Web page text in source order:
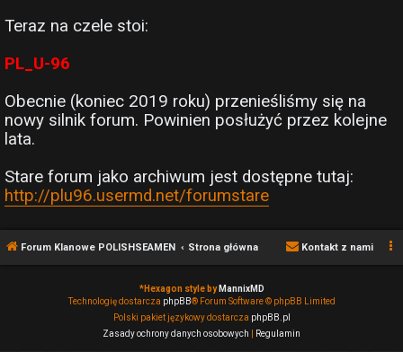
Teraz na czele stoi:
PL_U-96
Obecnie (koniec 2019 roku) przenieśliśmy się na
nowy silnik forum. Powinien posłużyć przez kolejne
lata.
Stare forum jako archiwum jest dostępne tutaj:
http://plu96.usermd.net/forumstare
Forum Klanowe POLISHSEAMEN Strona główna Kontakt z nami
*Hexagon style by MannixMD
Technologię dostarcza phpBB® Forum Software © phpBB Limited
Polski pakiet językowy dostarcza phpBB.pl
Zasady ochrony danych osobowych
Regulamin